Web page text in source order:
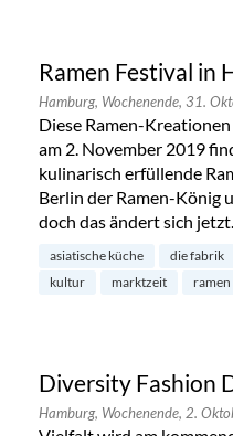
Ramen Festival in
Hamburg, Wochenende, 31.
Diese Ramen-
am 2. November 2019
kulinarisch erfüllende
Berlin der Ramen-König
doch das ändert sich
asiatische küche die fabrik
kultur
marktzeit ramen
Diversity Fashion
Hamburg, Wochenende, 2.